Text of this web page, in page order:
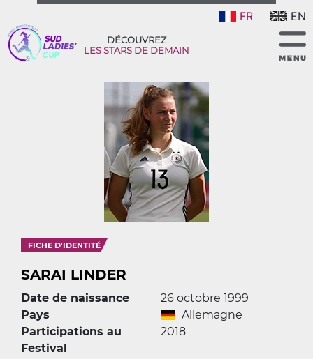
FR EN
DÉCOUVREZ
LES STARS DE DEMAIN
FICHE D'IDENTITÉ
SARAI LINDER
Date de naissance
26 octobre 1999
Pays
Allemagne
Participations au
Festival
2018